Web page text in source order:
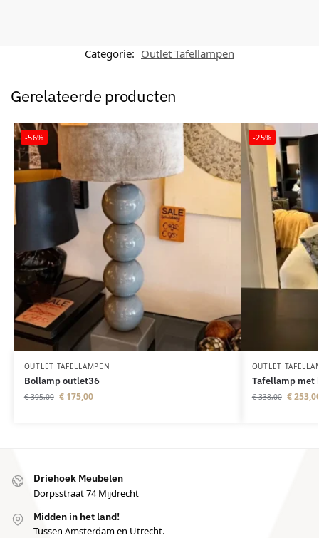
Categorie: Outlet Tafellampen
Gerelateerde producten
-56%
OUTLET TAFELLAMPEN
Bollamp outlet36
€395,00 €175,00
-25%
OUTLET
Tafellamp met
€338,00 €
Driehoek Meubelen
Dorpsstraat 74 Mijdrecht
Midden in het land!
Tussen Amsterdam en Utrecht.